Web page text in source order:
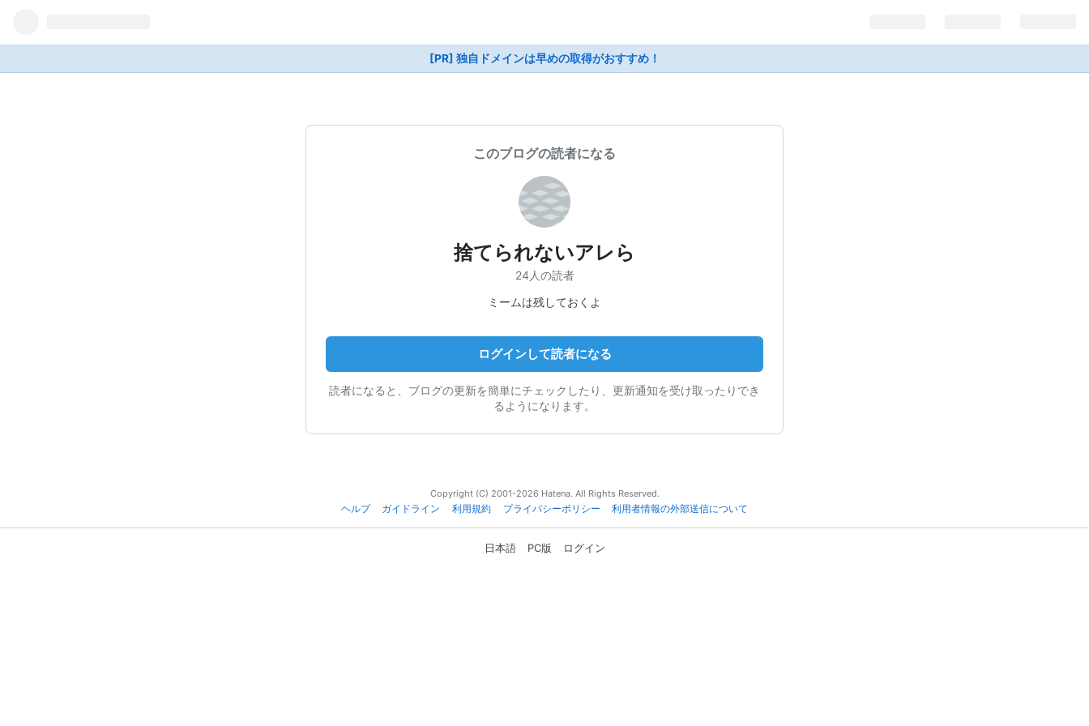
[PR] 独自ドメインは早めの取得がおすすめ！
このブログの読者になる
捨てられないアレら
24人の読者
ミームは残しておくよ
ログインして読者になる
読者になると、ブログの更新を簡単にチェックしたり、更新通知を受け取ったりでき
るようになります。
Copyright (C) 2001-2026 Hatena. All Rights Reserved.
ヘルプ
ガイドライン 利用規約 プライバシーポリシー 利用者情報の外部送信について
日本語 PC版 ログイン